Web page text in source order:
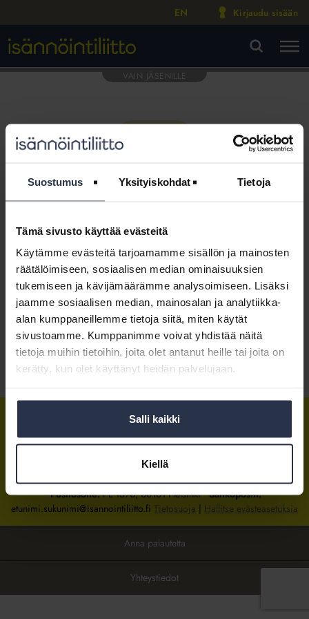
Suostumus Yksityiskohdat Tietoja
Tämä sivusto käyttää evästeitä
Käytämme evästeitä tarjoamamme sisällön ja mainosten
räätälöimiseen, sosiaalisen median ominaisuuksien
tukemiseen ja kävijämäärämme analysoimiseen. Lisäksi
jaamme sosiaalisen median, mainosalan ja analytiikka-
alan kumppaneillemme tietoja siitä, miten käytät
sivustoamme. Kumppanimme voivat yhdistää näitä
tietoja muihin tietoihin, joita olet antanut heille tai joita on
kerätty, kun olet käyttänyt heidän palvelujaan.
Salli kaikki
Kiellä
EN Kirjaudu sisään
Tämä osio on rajattu
Isännöintiliiton jäsenyritysten
henkilökunnalle
Kirjaudu sisään
Tietoa jäsenyydestä
IsännöintiliittoIsännöintiliittoIsännöintiliitto
Isännöintiliiton toimistosijaitsee Hakaniemessä Helsingissä.
Postiosoite:PL 1370, 00101 HelsinkiSähköpostit:
etunimi.sukunimi@isannointiliitto.fi Tietosuoja | Hallitse evästeasetuksia
Anna palautetta
Yhteystiedot